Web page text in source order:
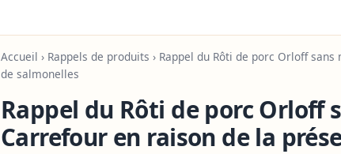
Accueil › Rappels de produits › Rappel du Rôti de porc Orloff
de salmonelles
Rappel du Rôti de porc Orloff
Carrefour en raison de la